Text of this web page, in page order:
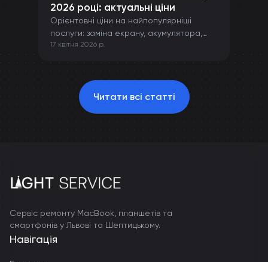
2026 році: актуальні ціни
Орієнтовні ціни на найпопулярніші
послуги: заміна екрану, акумулятора,
камери та інших компонентів iPhone.
17 квітня 2026 р.
Читати всі статті
Сервіс ремонту MacBook, планшетів та
смартфонів у Львові та Шептицькому.
Навігація